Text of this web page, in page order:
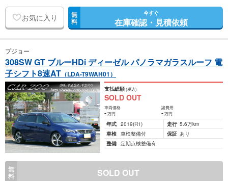
お気に入り 無
料
今すぐ
在庫確認・見積依頼
プジョー
308SW GT ブルーHDi ディーゼル パノラマガラスルーフ 電
子シフト8速AT （LDA-T9WAH01）
支払総額(税込)
SOLD OUT
車両価格
-万円
諸費用
- 万円
年式 2019(R1) 走行 5.6万km
車検 車検整備付 保証 あり
整備 定期点検整備有
無
料 SOLD OUT